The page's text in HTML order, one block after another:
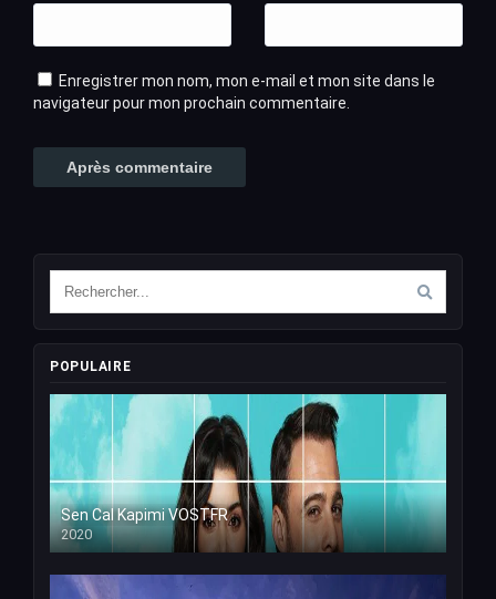
Enregistrer mon nom, mon e-mail et mon site dans le
navigateur pour mon prochain commentaire.
POPULAIRE
Sen Cal Kapimi VOSTFR
2020